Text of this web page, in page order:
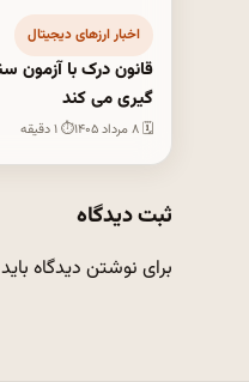
اخبار ارزهای دیجیتال
گیری می کند
🗓 ۸ مرداد ۱۴۰۵ ⏱ ۱ دقیقه
ثبت دیدگاه
برای نوشتن دیدگاه باید